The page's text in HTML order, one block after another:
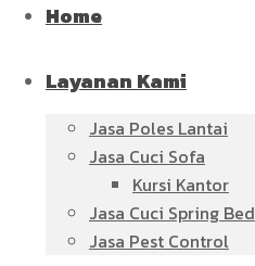
Home
Layanan Kami
Jasa Poles Lantai
Jasa Cuci Sofa
Kursi Kantor
Jasa Cuci Spring Bed
Jasa Pest Control